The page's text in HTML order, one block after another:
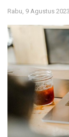
Rabu, 9 Agustus 2023